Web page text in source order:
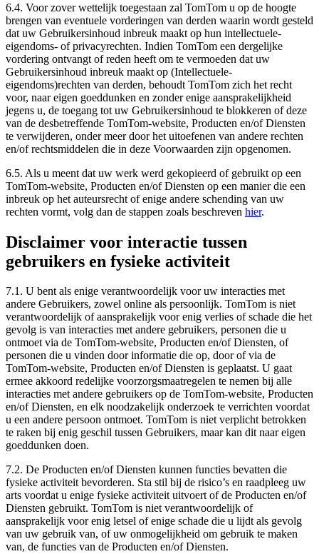
6.4. Voor zover wettelijk toegestaan zal TomTom u op de hoogte
brengen van eventuele vorderingen van derden waarin wordt gesteld
dat uw Gebruikersinhoud inbreuk maakt op hun intellectuele-
eigendoms- of privacyrechten. Indien TomTom een dergelijke
vordering ontvangt of reden heeft om te vermoeden dat uw
Gebruikersinhoud inbreuk maakt op (Intellectuele-
eigendoms)rechten van derden, behoudt TomTom zich het recht
voor, naar eigen goeddunken en zonder enige aansprakelijkheid
jegens u, de toegang tot uw Gebruikersinhoud te blokkeren of deze
van de desbetreffende TomTom-website, Producten en/of Diensten
te verwijderen, onder meer door het uitoefenen van andere rechten
en/of rechtsmiddelen die in deze Voorwaarden zijn opgenomen.
6.5. Als u meent dat uw werk werd gekopieerd of gebruikt op een
TomTom-website, Producten en/of Diensten op een manier die een
inbreuk op het auteursrecht of enige andere schending van uw
rechten vormt, volg dan de stappen zoals beschreven hier.
Disclaimer voor interactie tussen
gebruikers en fysieke activiteit
7.1. U bent als enige verantwoordelijk voor uw interacties met
andere Gebruikers, zowel online als persoonlijk. TomTom is niet
verantwoordelijk of aansprakelijk voor enig verlies of schade die het
gevolg is van interacties met andere gebruikers, personen die u
ontmoet via de TomTom-website, Producten en/of Diensten, of
personen die u vinden door informatie die op, door of via de
TomTom-website, Producten en/of Diensten is geplaatst. U gaat
ermee akkoord redelijke voorzorgsmaatregelen te nemen bij alle
interacties met andere gebruikers op de TomTom-website, Producten
en/of Diensten, en elk noodzakelijk onderzoek te verrichten voordat
u een andere persoon ontmoet. TomTom is niet verplicht betrokken
te raken bij enig geschil tussen Gebruikers, maar kan dit naar eigen
goeddunken doen.
7.2. De Producten en/of Diensten kunnen functies bevatten die
fysieke activiteit bevorderen. Sta stil bij de risico’s en raadpleeg uw
arts voordat u enige fysieke activiteit uitvoert of de Producten en/of
Diensten gebruikt. TomTom is niet verantwoordelijk of
aansprakelijk voor enig letsel of enige schade die u lijdt als gevolg
van uw gebruik van, of uw onmogelijkheid om gebruik te maken
van, de functies van de Producten en/of Diensten.